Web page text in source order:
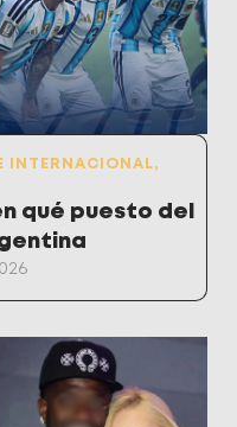
INTERNACIONAL,
qué puesto del